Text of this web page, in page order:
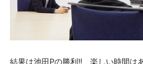
結果は池田Pの勝利!! 楽しい時間は